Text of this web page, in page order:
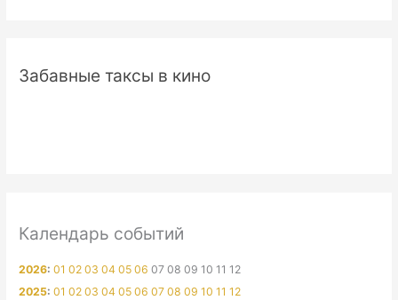
Забавные таксы в кино
Календарь событий
2026:01 02 03 04 05 06 07 08 09 10 11 12
2025:01 02 03 04 05 06 07 08 09 10 11 12